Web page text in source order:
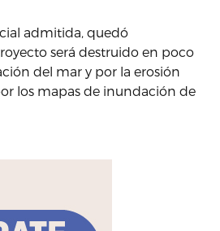
admitida, quedó
será destruido en poco
del mar y por la erosión
los mapas de inundación de